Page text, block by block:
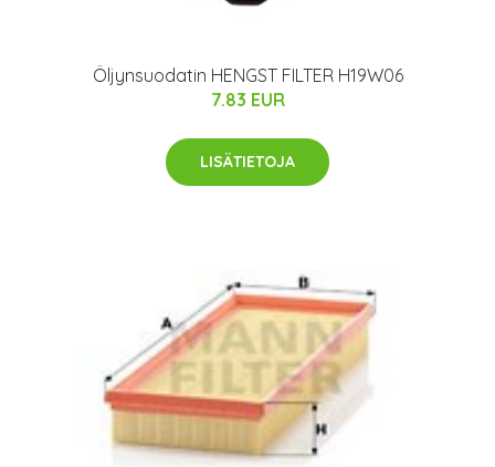
Öljynsuodatin HENGST FILTER H19W06
7.83 EUR
LISÄTIETOJA